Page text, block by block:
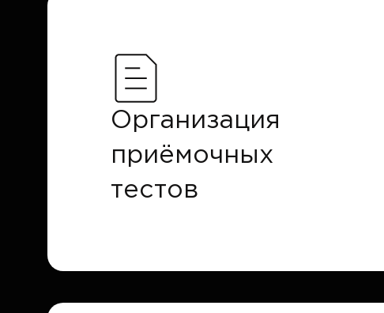
Организация
приёмочных
тестов